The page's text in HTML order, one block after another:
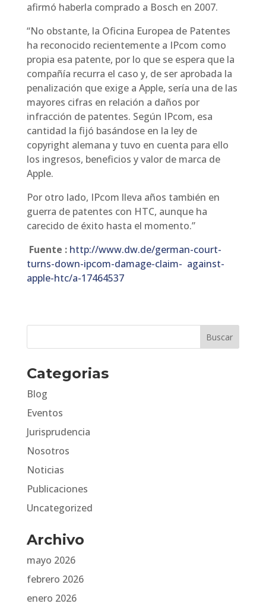
afirmó haberla comprado a Bosch en 2007.
“No obstante, la Oficina Europea de Patentes
ha reconocido recientemente a IPcom como
propia esa patente, por lo que se espera que la
compañía recurra el caso y, de ser aprobada la
penalización que exige a Apple, sería una de las
mayores cifras en relación a daños por
infracción de patentes. Según IPcom, esa
cantidad la fijó basándose en la ley de
copyright alemana y tuvo en cuenta para ello
los ingresos, beneficios y valor de marca de
Apple.
Por otro lado, IPcom lleva años también en
guerra de patentes con HTC, aunque ha
carecido de éxito hasta el momento.”
Fuente : http://www.dw.de/german-court-
turns-down-ipcom-damage-claim- against-
apple-htc/a-17464537
Categorias
Blog
Eventos
Jurisprudencia
Nosotros
Noticias
Publicaciones
Uncategorized
Archivo
mayo 2026
febrero 2026
enero 2026